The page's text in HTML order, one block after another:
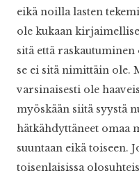
eikä noilla lasten
ole kukaan
sitä että
se ei sitä nimittäin ole.
varsinaisesti ole
myöskään siitä syystä
hätkähdyttäneet omaa
suuntaan eikä toiseen.
toisenlaisissa